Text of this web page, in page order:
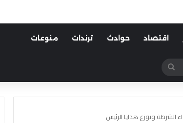
اقتصاد حوادث ترندات منوعات
عن
الشرطة وتوزع هدايا الرئيس